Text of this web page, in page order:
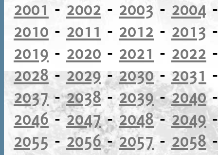
2001 - 2002 - 2003 - 2004
2010 - 2011 - 2012 - 2013
2019 - 2020 - 2021 - 2022
2028 - 2029 -2030- 2031
2037-2038-2039-2040
2046-2047-2048-2049
2055 - 2056-2057 - 2058